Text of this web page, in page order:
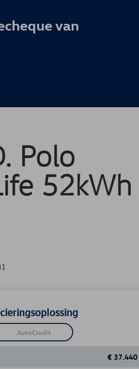
van
Polo
52kWh
AutoCredit
€ 37.440